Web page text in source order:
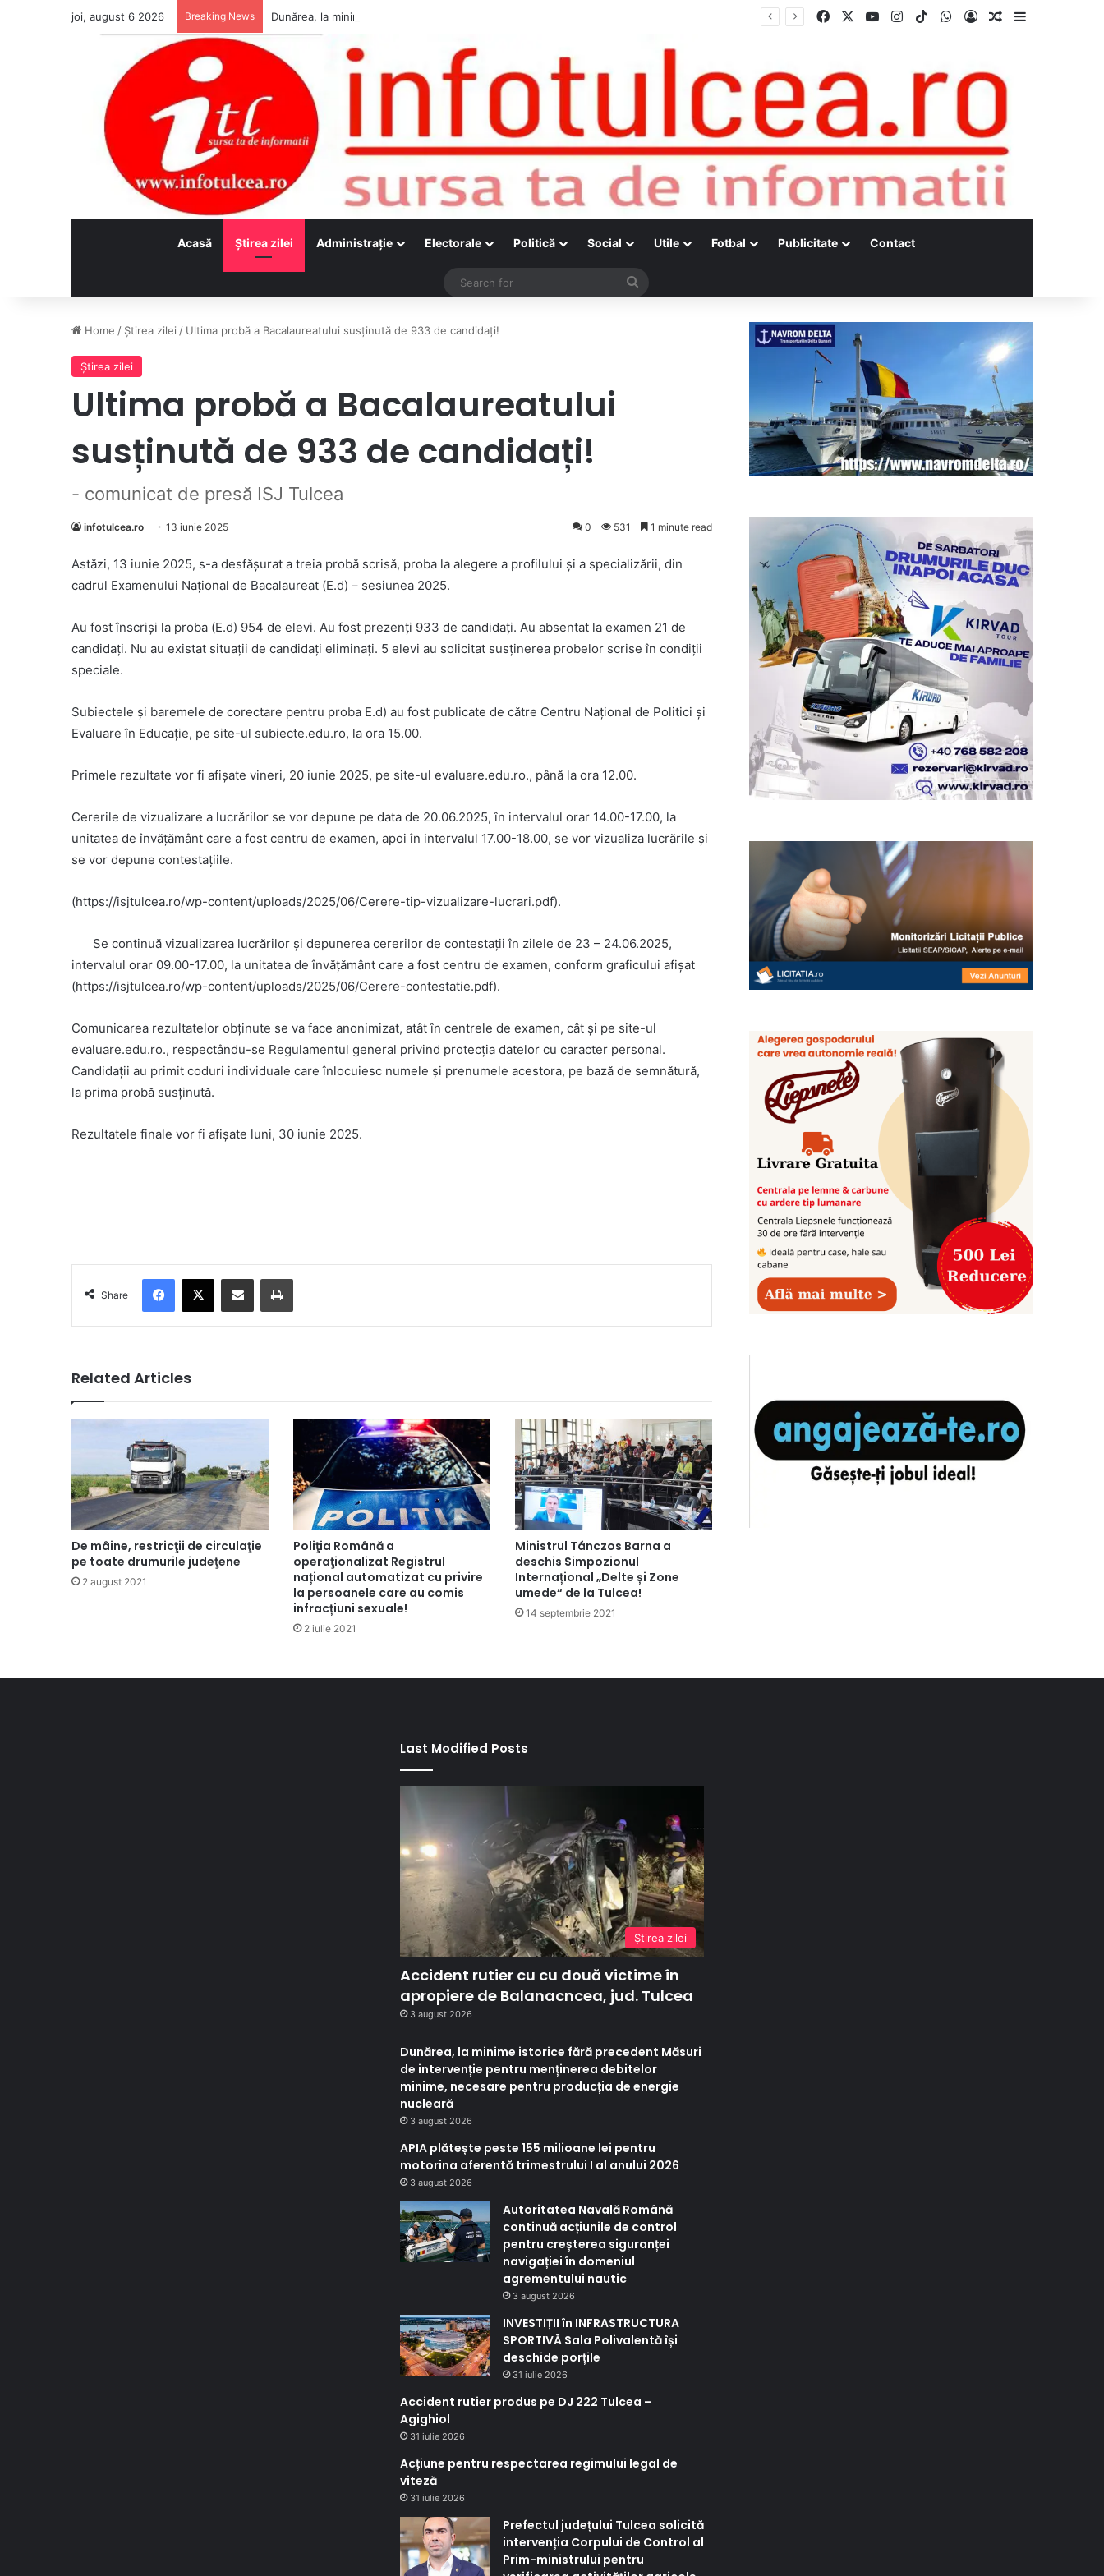
joi, august 6 2026 Breaking News Facebook YouTubeInstagram
TikTokWhatsApp
Log InRandom Article
Acasă Ştirea zilei Administraţie Electorale Politică Social Utile Fotbal Publicitate Contact
Search
Home / Ştirea zilei / Ultima probă a Bacalaureatului susținută de 933 de candidați!
Ştirea zilei
Ultima probă a Bacalaureatului
susținută de 933 de candidați!
- comunicat de presă ISJ Tulcea
infotulcea.ro 13 iunie 2025 0 531 1 minute read
Astăzi, 13 iunie 2025, s-a desfășurat a treia probă scrisă, proba la alegere a profilului și a specializării, din
cadrul Examenului Național de Bacalaureat (E.d) – sesiunea 2025.
Au fost înscriși la proba (E.d) 954 de elevi. Au fost prezenți 933 de candidați. Au absentat la examen 21 de
candidați. Nu au existat situații de candidați eliminați. 5 elevi au solicitat susținerea probelor scrise în condiții
speciale.
Subiectele și baremele de corectare pentru proba E.d) au fost publicate de către Centru Național de Politici și
Evaluare în Educație, pe site-ul subiecte.edu.ro, la ora 15.00.
Primele rezultate vor fi afișate vineri, 20 iunie 2025, pe site-ul evaluare.edu.ro., până la ora 12.00.
Cererile de vizualizare a lucrărilor se vor depune pe data de 20.06.2025, în intervalul orar 14.00-17.00, la
unitatea de învățământ care a fost centru de examen, apoi în intervalul 17.00-18.00, se vor vizualiza lucrările și
se vor depune contestațiile.
(https://isjtulcea.ro/wp-content/uploads/2025/06/Cerere-tip-vizualizare-lucrari.pdf).
Se continuă vizualizarea lucrărilor și depunerea cererilor de contestații în zilele de 23 – 24.06.2025,
intervalul orar 09.00-17.00, la unitatea de învățământ care a fost centru de examen, conform graficului afișat
(https://isjtulcea.ro/wp-content/uploads/2025/06/Cerere-contestatie.pdf).
Comunicarea rezultatelor obținute se va face anonimizat, atât în centrele de examen, cât și pe site-ul
evaluare.edu.ro., respectându-se Regulamentul general privind protecția datelor cu caracter personal.
Candidații au primit coduri individuale care înlocuiesc numele și prenumele acestora, pe bază de semnătură,
la prima probă susținută.
Rezultatele finale vor fi afișate luni, 30 iunie 2025.
Share
Related Articles
De mâine, restricţii de circulaţie
pe toate drumurile judeţene
2 august 2021
Poliţia Română a
operaţionalizat Registrul
național automatizat cu privire
la persoanele care au comis
infracțiuni sexuale!
2 iulie 2021
Ministrul Tánczos Barna a
deschis Simpozionul
Internațional „Delte și Zone
umede“ de la Tulcea!
14 septembrie 2021
Last Modified Posts
Ştirea zilei
Accident rutier cu cu două victime în
apropiere de Balanacncea, jud. Tulcea
3 august 2026
Dunărea, la minime istorice fără precedent Măsuri
de intervenție pentru menținerea debitelor
minime, necesare pentru producția de energie
nucleară
3 august 2026
APIA plătește peste 155 milioane lei pentru
motorina aferentă trimestrului I al anului 2026
3 august 2026
Autoritatea Navală Română
continuă acțiunile de control
pentru creșterea siguranței
navigației în domeniul
agrementului nautic
3 august 2026
INVESTIȚII în INFRASTRUCTURA
SPORTIVĂ Sala Polivalentă își
deschide porțile
31 iulie 2026
Accident rutier produs pe DJ 222 Tulcea –
Agighiol
31 iulie 2026
Acțiune pentru respectarea regimului legal de
viteză
31 iulie 2026
Prefectul județului Tulcea solicită
intervenția Corpului de Control al
Prim-ministrului pentru